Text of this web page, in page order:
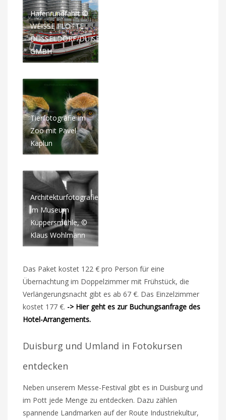
Hafenrundfahrt ©
WEISSE FLOTTE
DÜSSELDORF/DUISBURG
GMBH
Tierfotografie im
Zoo mit Pavel
Kaplun
Architekturfotografie
im Museum
Küppersmühle, ©
Klaus Wohlmann
Das Paket kostet 122 € pro Person für eine
Übernachtung im Doppelzimmer mit Frühstück, die
Verlängerungsnacht gibt es ab 67 €. Das Einzelzimmer
kostet 177 €. -> Hier geht es zur Buchungsanfrage des
Hotel-Arrangements.
Duisburg und Umland in Fotokursen
entdecken
Neben unserem Messe-Festival gibt es in Duisburg und
im Pott jede Menge zu entdecken. Dazu zählen
spannende Landmarken auf der Route Industriekultur,